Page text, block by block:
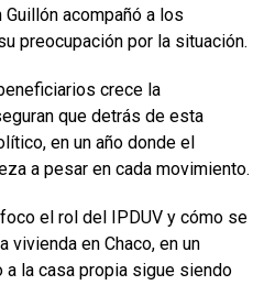
acompañó a los
preocupación por la situación.
crece la
que detrás de esta
en un año donde el
a pesar en cada movimiento.
el rol del IPDUV y cómo se
en Chaco, en un
la casa propia sigue siendo